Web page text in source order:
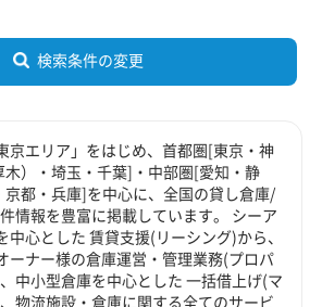
検索条件の変更
京エリア」をはじめ、首都圏[東京・神
）・埼玉・千葉]・中部圏[愛知・静
都・兵庫]を中心に、全国の貸し倉庫/
情報を豊富に掲載しています。 シーア
中心とした 賃貸支援(リーシング)から、
ーナー様の倉庫運営・管理業務(プロパ
中小型倉庫を中心とした 一括借上げ(マ
物流施設・倉庫に関する全てのサービ